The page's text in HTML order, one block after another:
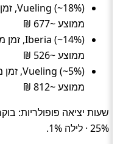
ממוצע ~677 ₪
ממוצע ~526 ₪
ממוצע ~812 ₪
25% · לילה 1%.